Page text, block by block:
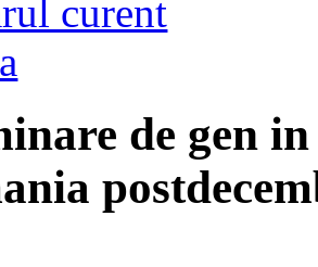
curent
de gen